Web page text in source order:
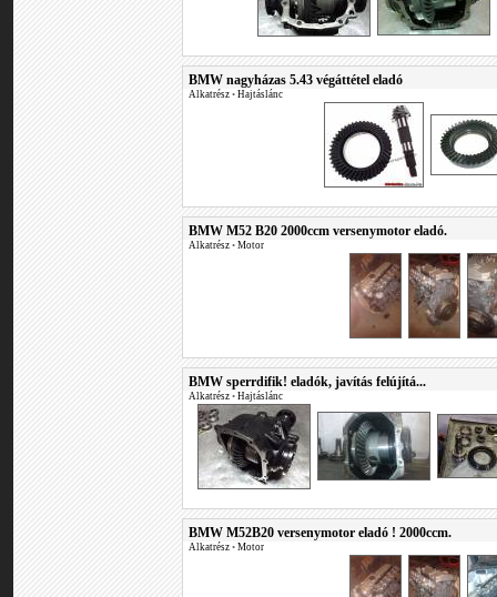
BMW nagyházas 5.43 végáttétel eladó
Alkatrész • Hajtáslánc
BMW M52 B20 2000ccm versenymotor eladó.
Alkatrész • Motor
BMW sperrdifik! eladók, javítás felújítá...
Alkatrész • Hajtáslánc
BMW M52B20 versenymotor eladó ! 2000ccm.
Alkatrész • Motor